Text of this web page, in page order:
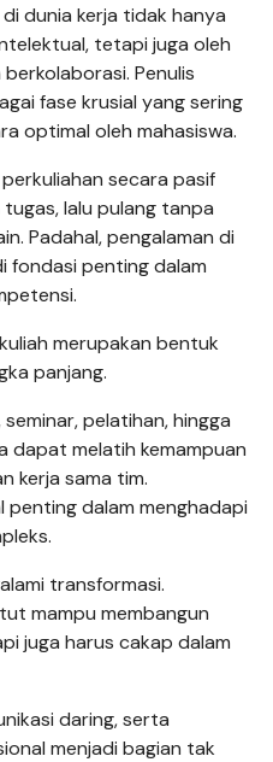
dunia kerja tidak hanya
tetapi juga oleh
Penulis
fase krusial yang sering
optimal oleh mahasiswa.
secara pasif
lalu pulang tanpa
Padahal, pengalaman di
fondasi penting dalam
merupakan bentuk
panjang.
pelatihan, hingga
dapat melatih kemampuan
kerja sama tim.
penting dalam menghadapi
transformasi.
mampu membangun
juga harus cakap dalam
daring, serta
menjadi bagian tak